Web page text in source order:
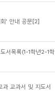
' 안내 공문[2]
서목록(1-1학년2-1학
과 교과서 및 지도서